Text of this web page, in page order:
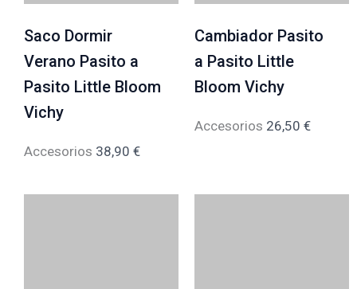
Saco Dormir
Verano Pasito a
Pasito Little Bloom
Vichy
Accesorios 38,90 €
Cambiador Pasito
a Pasito Little
Bloom Vichy
Accesorios 26,50 €